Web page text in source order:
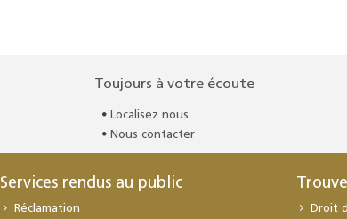
Toujours à votre écoute
Localisez nous
Nous contacter
Services rendus au public
Réclamation
Droit